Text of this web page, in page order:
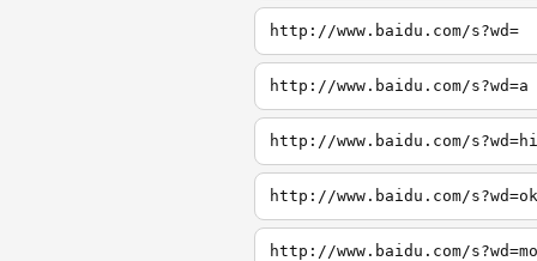
http://www.baidu.com/s?wd=
http://www.baidu.com/s?wd=a
http://www.baidu.com/s?wd=hi
http://www.baidu.com/s?wd=ok
http://www.baidu.com/s?wd=mo